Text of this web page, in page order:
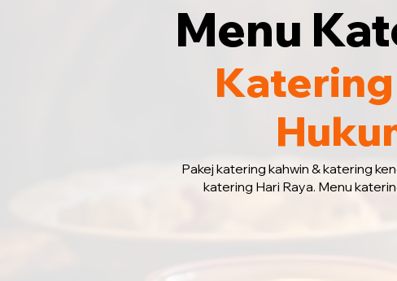
Menu
Pakej katering kahwin & katering
katering Hari Raya. Menu